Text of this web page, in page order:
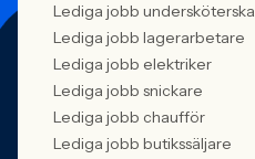
Lediga jobb undersköterska
Lediga jobb lagerarbetare
Lediga jobb elektriker
Lediga jobb snickare
Lediga jobb chaufför
Lediga jobb butikssäljare